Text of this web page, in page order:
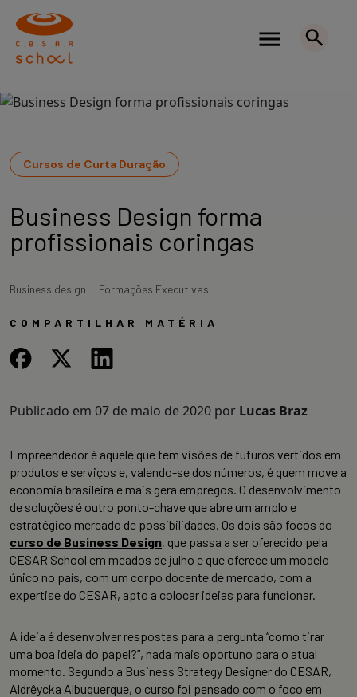
Cursos de Curta Duração
Business Design forma
profissionais coringas
Business design Formações Executivas
COMPARTILHAR MATÉRIA
Publicado em 07 de maio de 2020 por Lucas Braz
Empreendedor é aquele que tem visões de futuros vertidos em
produtos e serviços e, valendo-se dos números, é quem move a
economia brasileira e mais gera empregos. O desenvolvimento
de soluções é outro ponto-chave que abre um amplo e
estratégico mercado de possibilidades. Os dois são focos do
curso de Business Design, que passa a ser oferecido pela
CESAR School em meados de julho e que oferece um modelo
único no país, com um corpo docente de mercado, com a
expertise do CESAR, apto a colocar ideias para funcionar.
A ideia é desenvolver respostas para a pergunta “como tirar
uma boa ideia do papel?”, nada mais oportuno para o atual
momento. Segundo a Business Strategy Designer do CESAR,
Aldrêycka Albuquerque, o curso foi pensado com o foco em